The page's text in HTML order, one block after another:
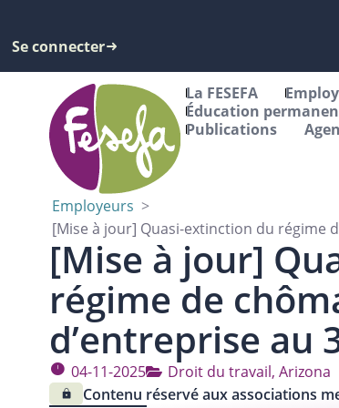
Se connecter
La FESEFA
Éducation
Publications
Employeurs >
[Mise à jour] Quasi-extinction du régime
[Mise à jour]
régime de
d’entreprise au
04-11-2025 Droit du travail, Arizona
Contenu réservé aux associations